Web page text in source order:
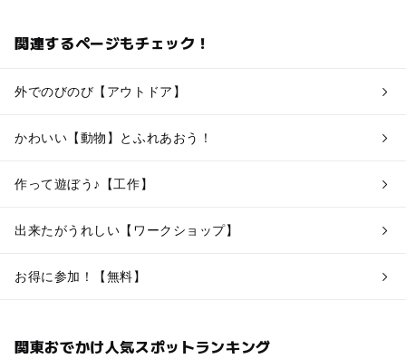
関連するページもチェック！
外でのびのび【アウトドア】
かわいい【動物】とふれあおう！
作って遊ぼう♪【工作】
出来たがうれしい【ワークショップ】
お得に参加！【無料】
関東おでかけ人気スポットランキング